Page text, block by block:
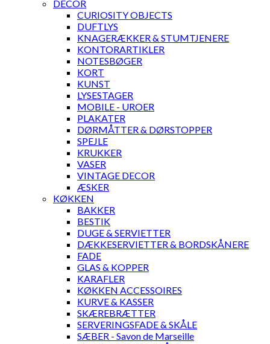
DECOR
CURIOSITY OBJECTS
DUFTLYS
KNAGERÆKKER & STUMTJENERE
KONTORARTIKLER
NOTESBØGER
KORT
KUNST
LYSESTAGER
MOBILE - UROER
PLAKATER
DØRMÅTTER & DØRSTOPPER
SPEJLE
KRUKKER
VASER
VINTAGE DECOR
ÆSKER
KØKKEN
BAKKER
BESTIK
DUGE & SERVIETTER
DÆKKESERVIETTER & BORDSKÅNERE
FADE
GLAS & KOPPER
KARAFLER
KØKKEN ACCESSOIRES
KURVE & KASSER
SKÆREBRÆTTER
SERVERINGSFADE & SKÅLE
SÆBER - Savon de Marseille